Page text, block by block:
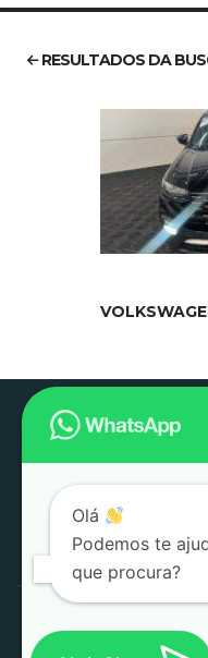
RESULTADOS DA
Estoque SJC
Olá
Podemos te
que procura?